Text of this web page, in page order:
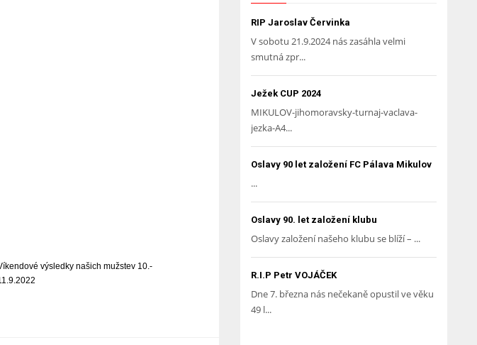
výsledky našich mužstev 10.-
RIP Jaroslav Červinka
V sobotu 21.9.2024 nás zasáhla velmi
smutná zpr...
Ježek CUP 2024
MIKULOV-jihomoravsky-turnaj-vaclava-
jezka-A4...
Oslavy 90 let založení FC Pálava Mikulov
...
Oslavy 90. let založení klubu
Oslavy založení našeho klubu se blíží – ...
R.I.P Petr VOJÁČEK
Dne 7. března nás nečekaně opustil ve věku
49 l...